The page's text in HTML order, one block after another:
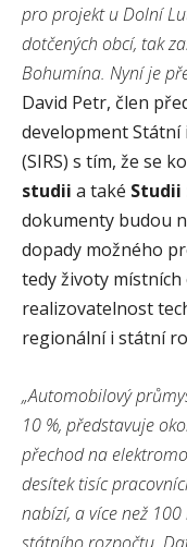
pro projekt u Dolní
dotčených obcí, tak
Bohumína. Nyní je
David Petr, člen
development
(SIRS) s tím, že se
studii a také Studii
dokumenty budou
dopady možného
tedy životy
realizovatelnost
regionální i státní
„Automobilový
10 %, představuje
přechod na
desítek tisíc
nabízí, a více než
státního rozpočtu.